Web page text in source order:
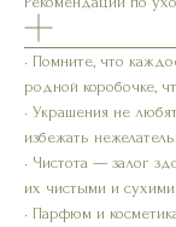
• Помните, что
родной коробочке,
• Украшения не
избежать
• Чистота — залог
их чистыми и
• Парфюм и